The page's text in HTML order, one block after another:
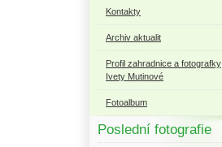
Kontakty
Archiv aktualit
Profil zahradnice a fotografky
Ivety Mutinové
Fotoalbum
Poslední fotografie